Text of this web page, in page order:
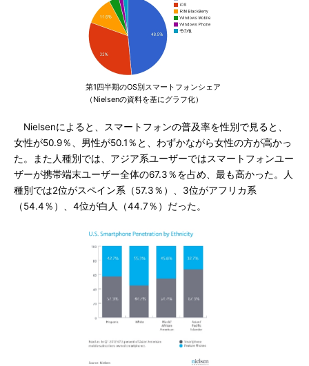
第1四半期のOS別スマートフォンシェア
（Nielsenの資料を基にグラフ化）
Nielsenによると、スマートフォンの普及率を性別で見ると、
女性が50.9％、男性が50.1％と、わずかながら女性の方が高かっ
た。また人種別では、アジア系ユーザーではスマートフォンユー
ザーが携帯端末ユーザー全体の67.3％を占め、最も高かった。人
種別では2位がスペイン系（57.3％）、3位がアフリカ系
（54.4％）、4位が白人（44.7％）だった。